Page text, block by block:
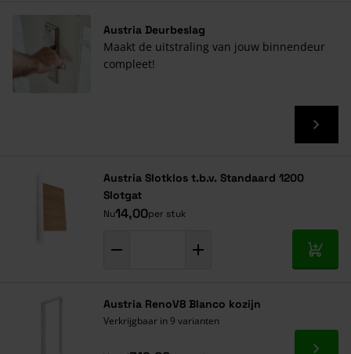
Austria Deurbeslag
Maakt de uitstraling van jouw binnendeur
compleet!
Austria Slotklos t.b.v. Standaard 1200
Slotgat
Nu14,00per stuk
In
Austria RenoV8 Blanco kozijn
Verkrijgbaar in 9 varianten